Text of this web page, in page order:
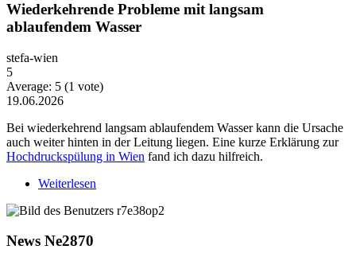
Wiederkehrende Probleme mit langsam
ablaufendem Wasser
stefa-wien
5
Average: 5 (1 vote)
19.06.2026
Bei wiederkehrend langsam ablaufendem Wasser kann die Ursache
auch weiter hinten in der Leitung liegen. Eine kurze Erklärung zur
Hochdruckspülung in Wien fand ich dazu hilfreich.
Weiterlesen
News Ne2870